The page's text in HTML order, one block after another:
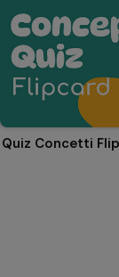
Quiz Concetti